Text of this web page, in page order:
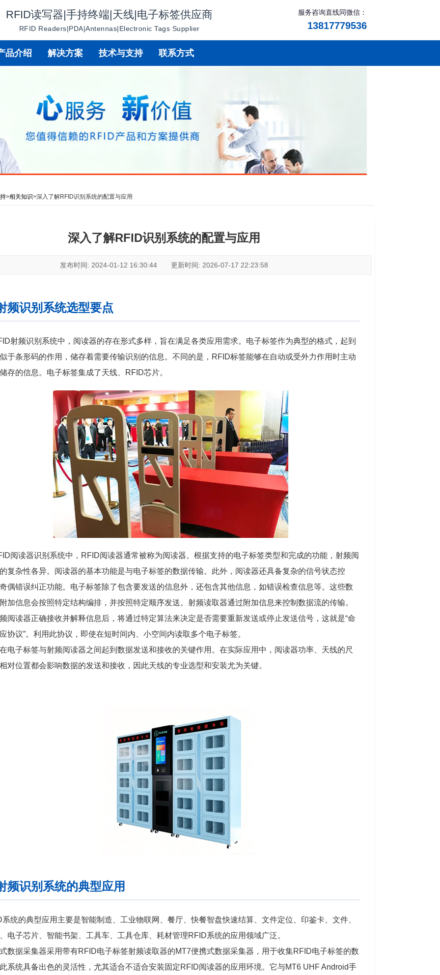
RFID读写器|手持终端|天线|电子标签供应商
RFID Readers|PDA|Antennas|Electronic Tags Supplier
服务咨询直线同微信：
13817779536
品介绍 解决方案 技术与支持 联系方式
>相关知识>深入了解RFID识别系统的配置与应用
深入了解RFID识别系统的配置与应用
发布时间: 2024-01-12 16:30:44 更新时间: 2026-07-17 22:23:58
频识别系统选型要点
射频识别系统中，阅读器的存在形式多样，旨在满足各类应用需求。电子标签作为典型的格式，起到
于条形码的作用，储存着需要传输识别的信息。不同的是，RFID标签能够在自动或受外力作用时主动
存的信息。电子标签集成了天线、RFID芯片。
阅读器识别系统中，RFID阅读器通常被称为阅读器。根据支持的电子标签类型和完成的功能，射频阅
复杂性各异。阅读器的基本功能是与电子标签的数据传输。此外，阅读器还具备复杂的信号状态控
偶错误纠正功能。电子标签除了包含要发送的信息外，还包含其他信息，如错误检查信息等。这些数
加信息会按照特定结构编排，并按照特定顺序发送。射频读取器通过附加信息来控制数据流的传输。
阅读器正确接收并解释信息后，将通过特定算法来决定是否需要重新发送或停止发送信号，这就是“命
协议”。利用此协议，即使在短时间内、小空间内读取多个电子标签。
电子标签与射频阅读器之间起到数据发送和接收的关键作用。在实际应用中，阅读器功率、天线的尺
对位置都会影响数据的发送和接收，因此天线的专业选型和安装尤为关键。
频识别系统的典型应用
系统的典型应用主要是智能制造、工业物联网、餐厅、快餐智盘快速结算、文件定位、印鉴卡、文件、
电子芯片、智能书架、工具车、工具仓库、耗材管理RFID系统的应用领域广泛。
数据采集器采用带有RFID电子标签射频读取器的MT7便携式数据采集器，用于收集RFID电子标签的数
系统具备出色的灵活性，尤其适合不适合安装固定RFID阅读器的应用环境。它与MT6 UHF Android手